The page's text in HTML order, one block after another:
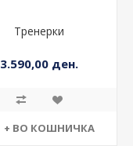
Тренерки
3.590,00 ден.
+ ВО КОШНИЧКА